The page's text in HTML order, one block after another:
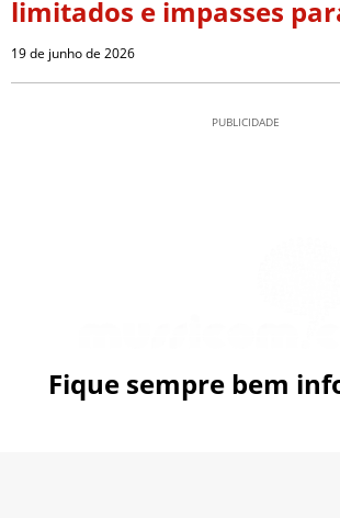
limitados e impasses
19 de junho de 2026
PUBLICIDADE
Fique sempre bem